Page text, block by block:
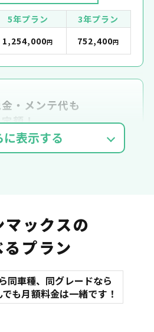
5年プラン
3年プラン
1,254,000円 752,400円
・メンテ代も
額！
諸費用
マット
バイザー
マックスの
プラン
同車種、同グレードなら
も月額料金は一緒です！